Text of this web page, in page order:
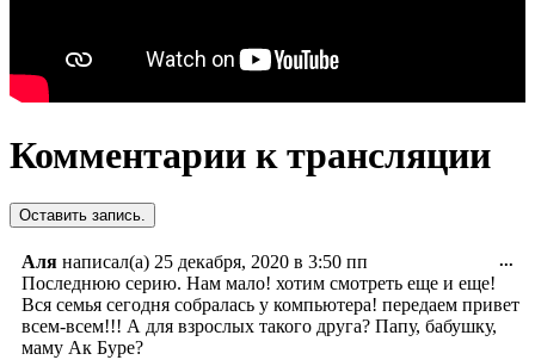
Комментарии к трансляции
Аля написал(а) 25 декабря, 2020 в 3:50 пп
Последнюю серию. Нам мало! хотим смотреть еще и еще!
Вся семья сегодня собралась у компьютера! передаем привет
всем-всем!!! А для взрослых такого друга? Папу, бабушку,
маму Ак Буре?
...
в